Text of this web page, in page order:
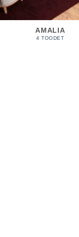
AMALIA
4 TOODET